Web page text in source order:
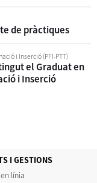
de pràctiques
i Inserció (PFI-PTT)
el Graduat en
i Inserció
I GESTIONS
línia